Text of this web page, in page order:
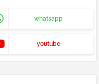
whatsapp
youtube